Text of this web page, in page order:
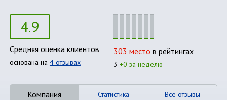
4.9
Средняя оценка клиентов
основана на 4 отзывах
303 место в рейтингах
3 +0 за неделю
Компания Статистика Все отзывы